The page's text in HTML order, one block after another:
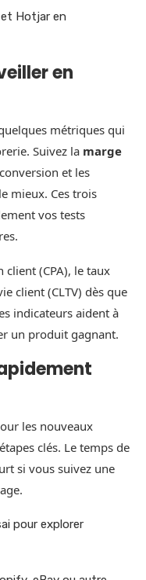
Hotjar en
en
métriques qui
Suivez la marge
et les
mieux. Ces trois
vos tests
client (CPA), le taux
client (CLTV) dès que
indicateurs aident à
un produit gagnant.
les nouveaux
clés. Le temps de
si vous suivez une
pour explorer